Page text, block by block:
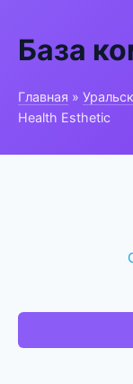
База
Главная »
Health Esthetic